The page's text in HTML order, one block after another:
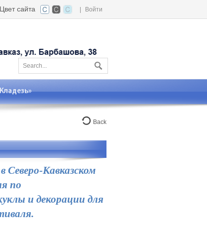
Войти
Цвет сайта
Back
Кавказском
по
и декорации для